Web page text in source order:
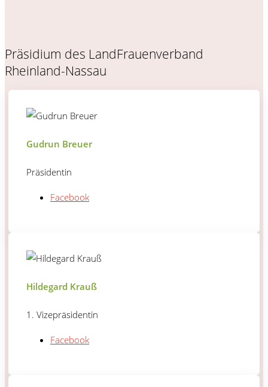
Präsidium des LandFrauenverband
Rheinland-Nassau
Gudrun Breuer
Präsidentin
Facebook
Hildegard Krauß
1. Vizepräsidentin
Facebook